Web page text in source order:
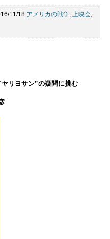
11/18 アメリカの戦争, 上映会,
リヨサン”の疑問に挑む